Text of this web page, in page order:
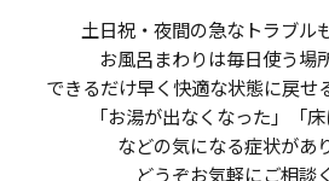
土日祝・夜間の急なトラブル
お風呂まわりは毎日使う場
できるだけ早く快適な状態に戻せ
「お湯が出なくなった」「
などの気になる症状があ
どうぞお気軽にご相談